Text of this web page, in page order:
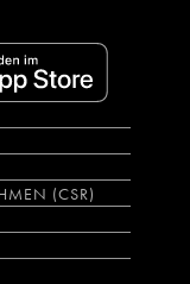
(CSR)